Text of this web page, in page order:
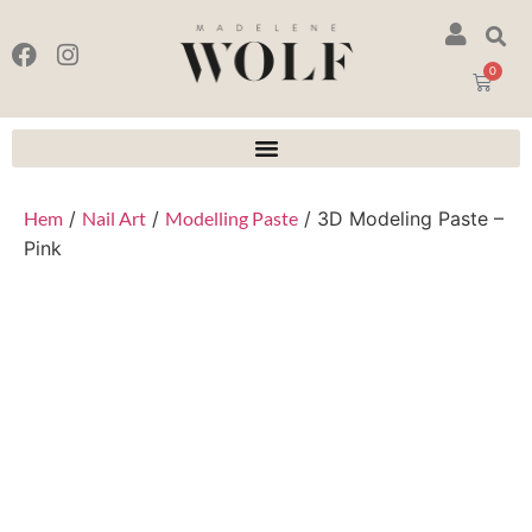
0
Hem / Nail Art / Modelling Paste / 3D Modeling Paste –
Pink